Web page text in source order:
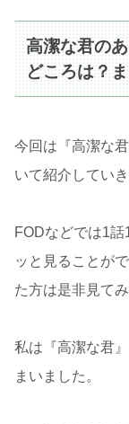
高潔な君の
どころは？
今回は『高潔な
いて紹介していき
FODなどでは1
ッと見ることが
た方は是非見て
私は『高潔な君
まいました。